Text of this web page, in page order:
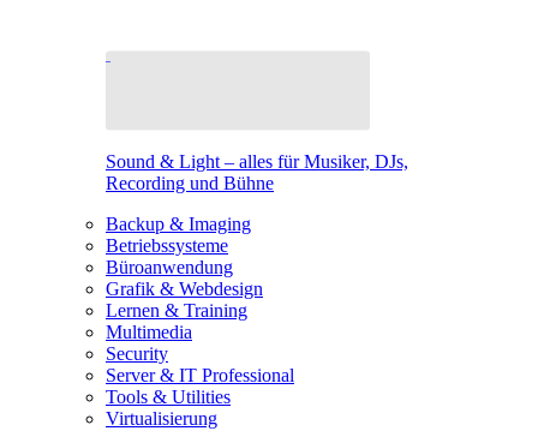
Sound & Light – alles für Musiker, DJs,
Recording und Bühne
Backup & Imaging
Betriebssysteme
Büroanwendung
Grafik & Webdesign
Lernen & Training
Multimedia
Security
Server & IT Professional
Tools & Utilities
Virtualisierung